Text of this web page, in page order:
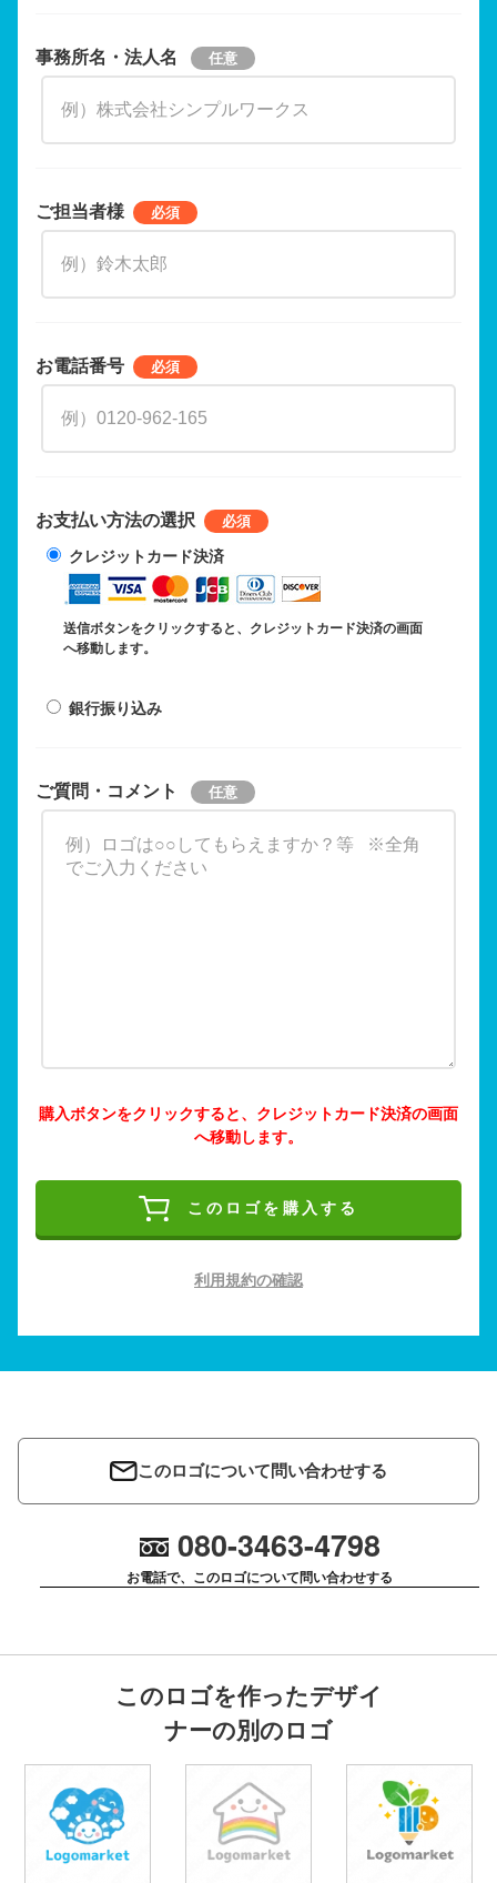
事務所名・法人名
ご担当者様
お電話番号
お支払い方法の選択
クレジットカード決済
送信ボタンをクリックすると、クレジットカード決済の画面
へ移動します。
銀行振り込み
ご質問・コメント
購入ボタンをクリックすると、クレジットカード決済の画面
へ移動します。
このロゴを購入する
利用規約の確認
このロゴについて問い合わせする
080-3463-4798
お電話で、このロゴについて問い合わせする
このロゴを作ったデザイ
ナーの別のロゴ